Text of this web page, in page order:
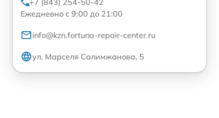
Ежедневно с 9:00 до 21:00
info@kzn.fortuna-repair-center.ru
ул. Марселя Салимжанова, 5